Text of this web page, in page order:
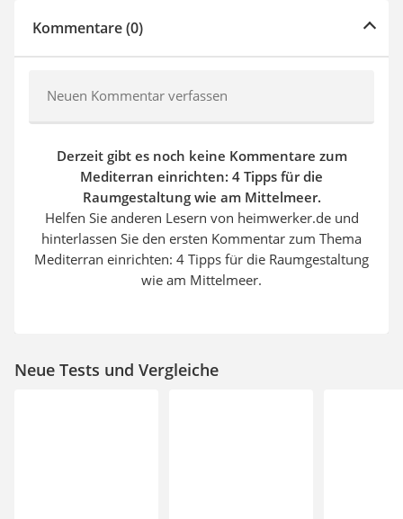
Kommentare (0)
Neuen Kommentar verfassen
Derzeit gibt es noch keine Kommentare zum
Mediterran einrichten: 4 Tipps für die
Raumgestaltung wie am Mittelmeer.
Helfen Sie anderen Lesern von heimwerker.de und
hinterlassen Sie den ersten Kommentar zum Thema
Mediterran einrichten: 4 Tipps für die Raumgestaltung
wie am Mittelmeer.
Neue Tests und Vergleiche